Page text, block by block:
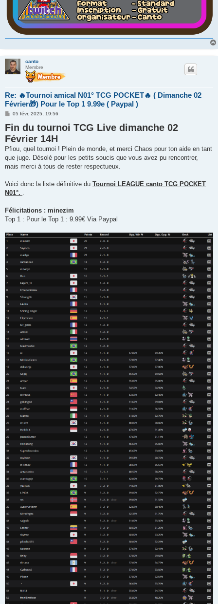
canto
Membre
Re: 🔥Tournoi amical N01° TCG POCKET🔥 ( Dimanche 02
Février🎁) Pour le Top 1 9.99e ( Paypal )
M
s
s
a
g
e
05 févr. 2025, 19:56
Fin du tournoi TCG Live dimanche 02
Février 14H
Pfiou, quel tournoi ! Plein de monde, et merci Chaos pour ton aide en tant
que juge. Désolé pour les petits soucis que vous avez pu rencontrer,
mais merci à tous de rester respectueux.
Voici donc la liste définitive du Tournoi LEAGUE canto TCG POCKET
N01°.
Félicitations : minezim
Top 1 : Pour le Top 1 : 9.99€ Via Paypal